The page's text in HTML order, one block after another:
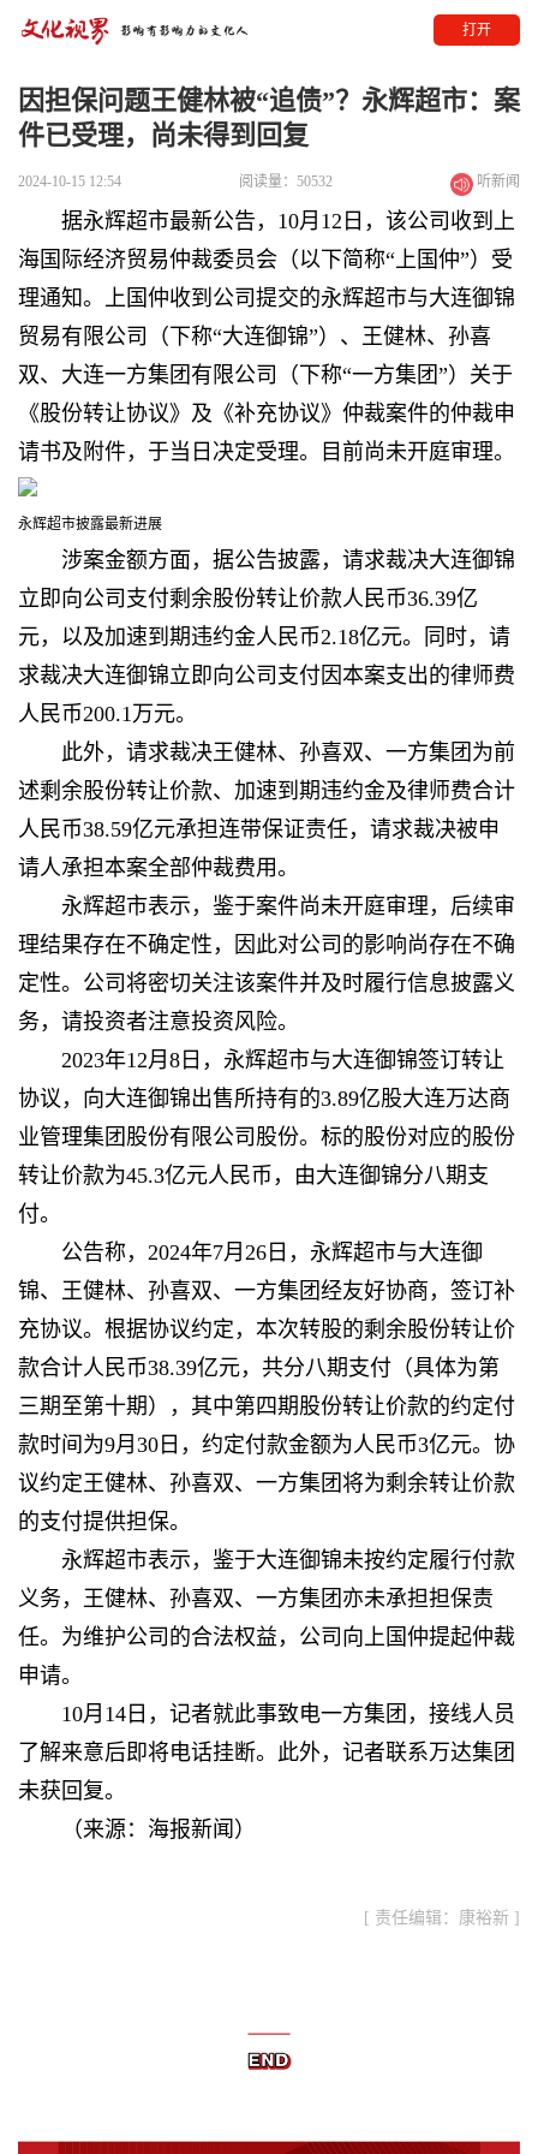
打开
因担保问题王健林被“追债”？永辉超市：案
件已受理，尚未得到回复
2024-10-15 12:54 阅读量：50532 听新闻
据永辉超市最新公告，10月12日，该公司收到上
海国际经济贸易仲裁委员会（以下简称“上国仲”）受
理通知。上国仲收到公司提交的永辉超市与大连御锦
贸易有限公司（下称“大连御锦”）、王健林、孙喜
双、大连一方集团有限公司（下称“一方集团”）关于
《股份转让协议》及《补充协议》仲裁案件的仲裁申
请书及附件，于当日决定受理。目前尚未开庭审理。
永辉超市披露最新进展
涉案金额方面，据公告披露，请求裁决大连御锦
立即向公司支付剩余股份转让价款人民币36.39亿
元，以及加速到期违约金人民币2.18亿元。同时，请
求裁决大连御锦立即向公司支付因本案支出的律师费
人民币200.1万元。
此外，请求裁决王健林、孙喜双、一方集团为前
述剩余股份转让价款、加速到期违约金及律师费合计
人民币38.59亿元承担连带保证责任，请求裁决被申
请人承担本案全部仲裁费用。
永辉超市表示，鉴于案件尚未开庭审理，后续审
理结果存在不确定性，因此对公司的影响尚存在不确
定性。公司将密切关注该案件并及时履行信息披露义
务，请投资者注意投资风险。
2023年12月8日，永辉超市与大连御锦签订转让
协议，向大连御锦出售所持有的3.89亿股大连万达商
业管理集团股份有限公司股份。标的股份对应的股份
转让价款为45.3亿元人民币，由大连御锦分八期支
付。
公告称，2024年7月26日，永辉超市与大连御
锦、王健林、孙喜双、一方集团经友好协商，签订补
充协议。根据协议约定，本次转股的剩余股份转让价
款合计人民币38.39亿元，共分八期支付（具体为第
三期至第十期），其中第四期股份转让价款的约定付
款时间为9月30日，约定付款金额为人民币3亿元。协
议约定王健林、孙喜双、一方集团将为剩余转让价款
的支付提供担保。
永辉超市表示，鉴于大连御锦未按约定履行付款
义务，王健林、孙喜双、一方集团亦未承担担保责
任。为维护公司的合法权益，公司向上国仲提起仲裁
申请。
10月14日，记者就此事致电一方集团，接线人员
了解来意后即将电话挂断。此外，记者联系万达集团
未获回复。
（来源：海报新闻）
[ 责任编辑：康裕新 ]